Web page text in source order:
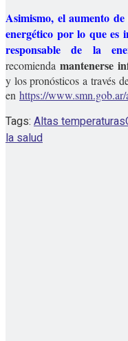
Asimismo, el aumento
energético por lo que es
responsable de la
recomiendamantenerse
y los pronósticos a través
en https://www.smn.gob.ar/
Tags: Altas temperaturas
la salud